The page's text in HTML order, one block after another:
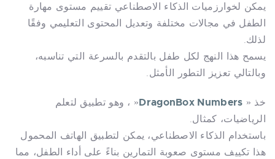
يمكن لخوارزميات الذكاء الاصطناعي تقييم مستوى مهارة
الطفل في مجالات مختلفة وتعديل المحتوى التعليمي وفقًا
لذلك.
يسمح هذا النهج لكل طفل بالتقدم بالسرعة التي تناسبه،
وبالتالي تعزيز التطور الأمثل.
خذ « DragonBox Numbers« ، وهو تطبيق لتعلم
الرياضيات، كمثال.
باستخدام الذكاء الاصطناعي، يمكن لتطبيق الهاتف المحمول
هذا تكييف مستوى صعوبة التمارين بناءً على أداء الطفل، مما